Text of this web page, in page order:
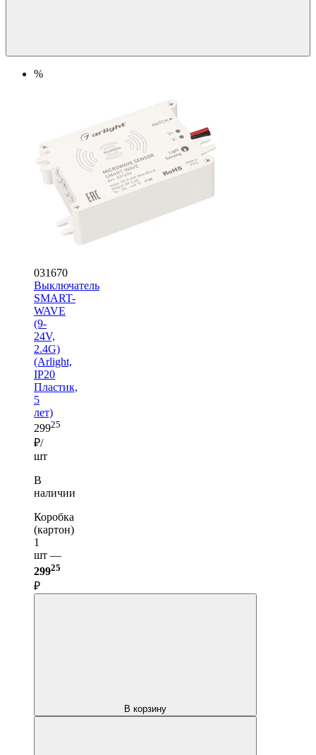
%
031670
Выключатель
SMART-
WAVE
(9-
24V,
2.4G)
(Arlight,
IP20
Пластик,
5
лет)
29925
₽/
шт
В
наличии
Коробка
(картон)
1
шт —
29925
₽
В корзину